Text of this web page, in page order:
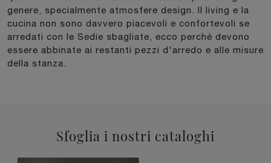
genere, specialmente atmosfere design. Il living e la
cucina non sono davvero piacevoli e confortevoli se
arredati con le Sedie sbagliate, ecco perché devono
essere abbinate ai restanti pezzi d'arredo e alle misure
della stanza.
Sfoglia i nostri cataloghi